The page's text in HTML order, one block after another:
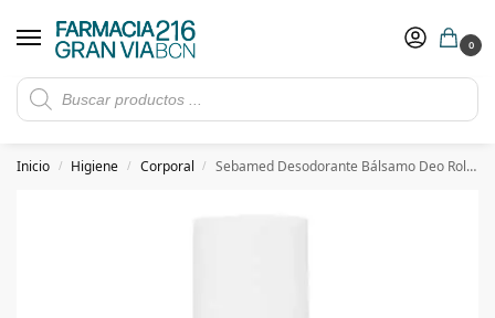
0
Rebajas de verano hasta -30%
​ 5€ de descuento con el cupón 5GRANVIA (compras superiores a 150€)
Inicio / Higiene / Corporal / Sebamed Desodorante Bálsamo Deo Roll-On